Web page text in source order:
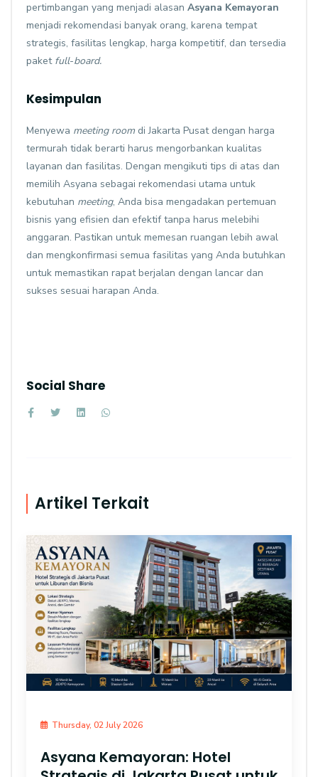
pertimbangan yang menjadi alasan Asyana Kemayoran
menjadi rekomendasi banyak orang, karena tempat
strategis, fasilitas lengkap, harga kompetitif, dan tersedia
paket full-board.
Kesimpulan
Menyewa meeting room di Jakarta Pusat dengan harga
termurah tidak berarti harus mengorbankan kualitas
layanan dan fasilitas. Dengan mengikuti tips di atas dan
memilih Asyana sebagai rekomendasi utama untuk
kebutuhan meeting, Anda bisa mengadakan pertemuan
bisnis yang efisien dan efektif tanpa harus melebihi
anggaran. Pastikan untuk memesan ruangan lebih awal
dan mengkonfirmasi semua fasilitas yang Anda butuhkan
untuk memastikan rapat berjalan dengan lancar dan
sukses sesuai harapan Anda.
Social Share
Artikel Terkait
Thursday, 02 July 2026
Asyana Kemayoran: Hotel